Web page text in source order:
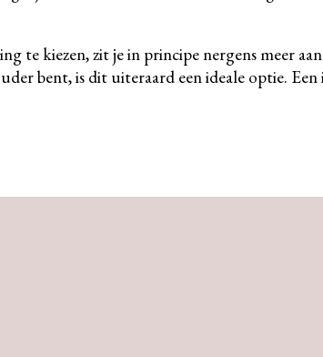
kiezen, zit je in principe nergens meer
bent, is dit uiteraard een ideale optie.